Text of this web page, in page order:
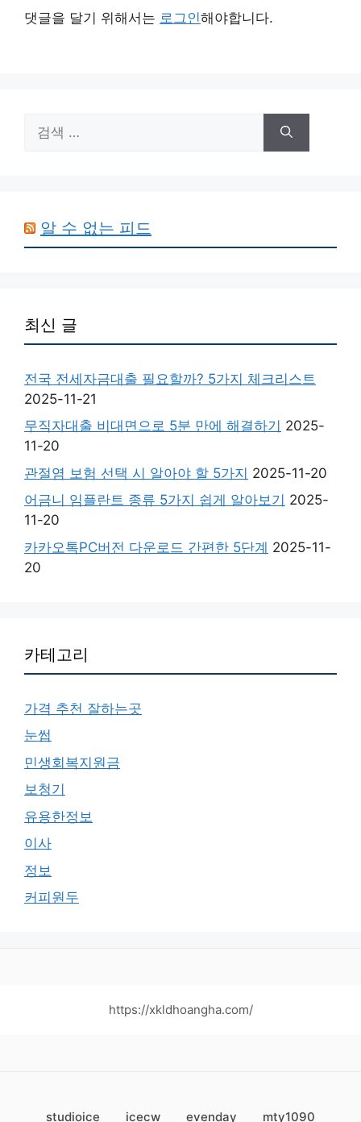
댓글을 달기 위해서는 로그인해야합니다.
색:
알 수 없는 피드
최신 글
전국 전세자금대출 필요할까? 5가지 체크리스트
2025-11-21
무직자대출 비대면으로 5분 만에 해결하기 2025-
11-20
관절염 보험 선택 시 알아야 할 5가지 2025-11-20
어금니 임플란트 종류 5가지 쉽게 알아보기 2025-
11-20
카카오톡PC버전 다운로드 간편한 5단계 2025-11-
20
카테고리
가격 추천 잘하는곳
눈썹
민생회복지원금
보청기
유용한정보
이사
정보
커피원두
https://xkldhoangha.com/
studioice icecw evenday mty1090